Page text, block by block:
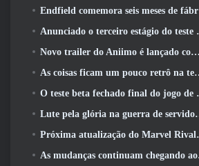
Endfield comemora seis meses de fábricas e tirolesas durante sua próxima atualização
Anunciado o terceiro estágio do teste beta fechado das batalhas de infantaria do War Thunder
Novo trailer do Aniimo é lançado com o lançamento do último teste beta fechado
As coisas ficam um pouco retrô na temporada final 11 Atualizar
O teste beta fechado final do jogo de tiro F2P da Nexon Sudden Attack Zero Point começou hoje
Lute pela glória na guerra de servidores do Lineage II
Próxima atualização do Marvel Rivals leva a luta até os deuses
As mudanças continuam chegando ao RuneScape. Desta vez é a habitação do jogador